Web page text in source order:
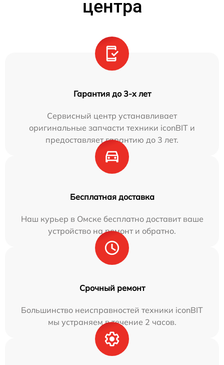
центра
Гарантия до 3-х лет
Сервисный центр устанавливает
оригинальные запчасти техники iconBIT и
предоставляет гарантию до 3 лет.
Бесплатная доставка
Наш курьер в Омске бесплатно доставит ваше
устройство на ремонт и обратно.
Срочный ремонт
Большинство неисправностей техники iconBIT
мы устраняем в течение 2 часов.